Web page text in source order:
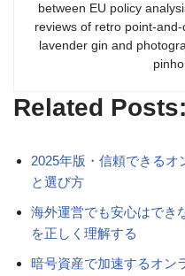
between EU policy
reviews of retro point-
lavender gin and
Related Posts:
2025年版・信頼できる
と選び方
海外運営でも安心はでき
を正しく理解する
暗号資産で加速するオン